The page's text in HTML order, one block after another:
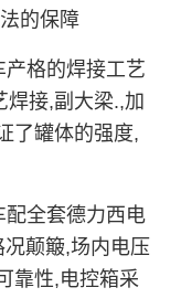
的保障
产格的焊接工艺
焊接,副大梁.,加
了罐体的强度,
配全套德力西电
颠簸,场内电压
靠性,电控箱采